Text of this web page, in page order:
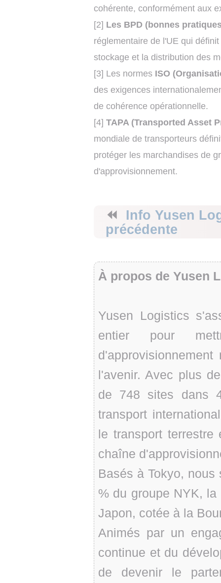
cohérente, conformément aux
[2] Les BPD (bonnes
réglementaire de l'UE qui
stockage et la distribution des
[3] Les normes ISO
des exigences
de cohérence opérationnelle.
[4] TAPA (Transported Asset
mondiale de transporteurs
protéger les marchandises de
d'approvisionnement.
⏪
Info Yusen
précédente
À propos de Yusen
Yusen Logistics
entier pour
l'avenir. Avec plus
de 748 sites dans
transport
le transport
chaîne
Basés à Tokyo,
% du groupe NYK,
Japon, cotée à la
Animés par un
continue et du
de devenir le